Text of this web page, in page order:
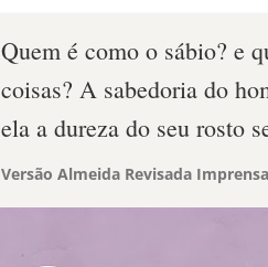
Quem é como o sábio? e
coisas? A sabedoria do
ela a dureza do seu rosto
Versão Almeida Revisada